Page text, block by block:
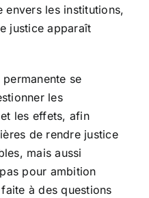
envers les institutions,
justice apparaît
permanente se
les
les effets, afin
de rendre justice
mais aussi
pour ambition
à des questions